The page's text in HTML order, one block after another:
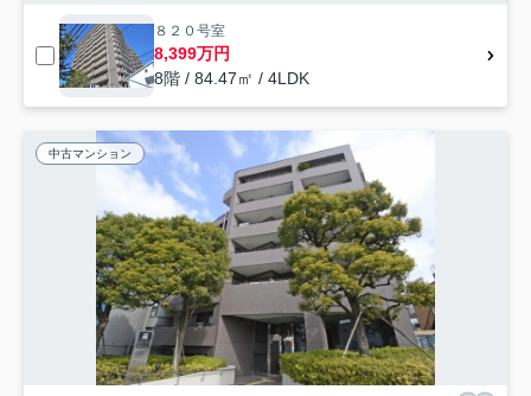
８２０号室
8,399万円
8階 / 84.47㎡ / 4LDK
中古マンション